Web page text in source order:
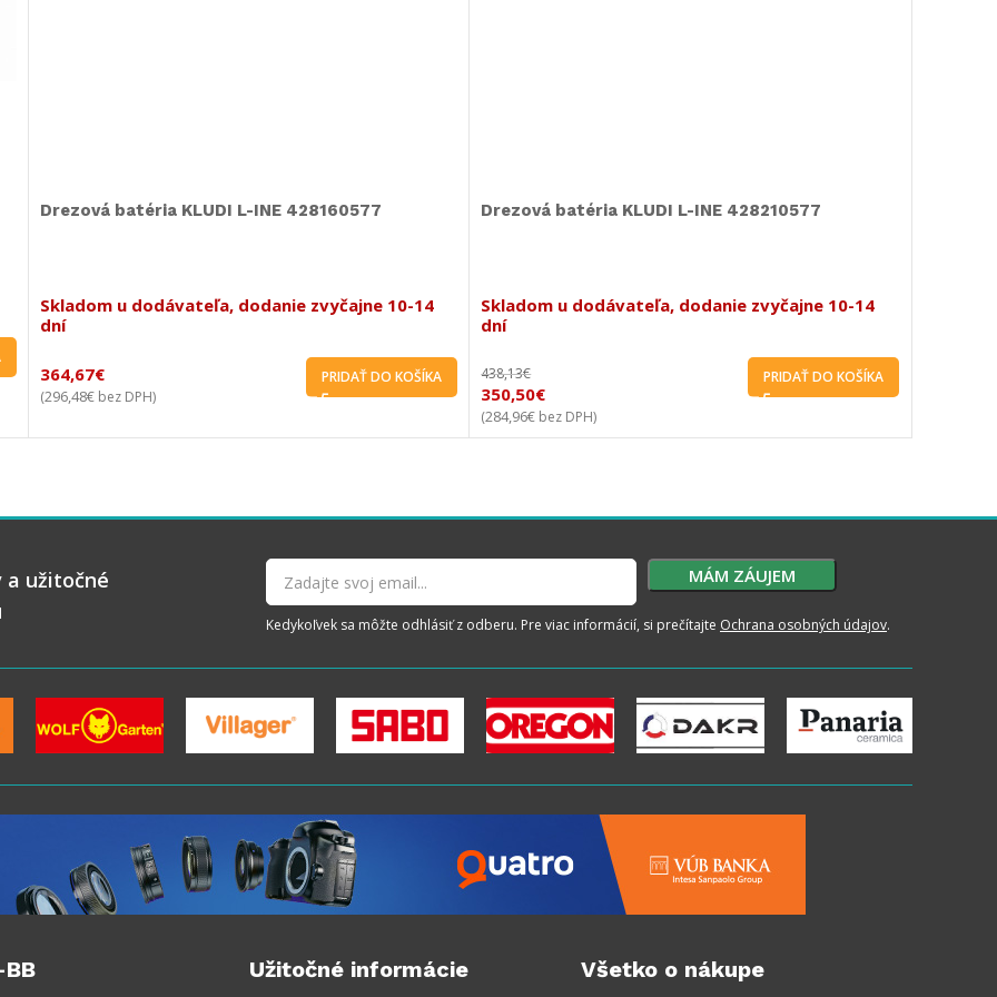
Drezová batéria KLUDI OBJEKTA 325810575
Skladom u dodávateľa, dodanie zvyčajne 10-14
dní
517,83€
(421,00€bez DPH)
PRIDAŤ DO KOŠÍKA
LAUFEN PRO závesné WC rimless COMP.
Skladom u dodávateľa, dodanie zvyčajne 10-14
dní
402,22
(327,01€bez DPH)
PRIDAŤ DO KOŠÍKA
a užitočné
Kedykoľvek sa môžte odhlásiť z odberu. Pre viac informácií, si prečítajte Ochrana osobných údajov.
Užitočné informácie Všetko o nákupe